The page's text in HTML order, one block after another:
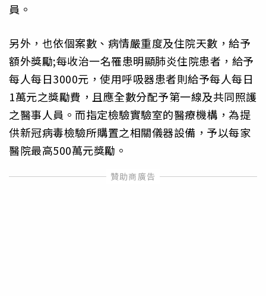
員。
另外，也依個案數、病情嚴重度及住院天數，給予
額外獎勵;每收治一名罹患明顯肺炎住院患者，給予
每人每日3000元，使用呼吸器患者則給予每人每日
1萬元之獎勵費，且應全數分配予第一線及共同照護
之醫事人員。而指定檢驗實驗室的醫療機構，為提
供新冠病毒檢驗所購置之相關儀器設備，予以每家
醫院最高500萬元獎勵。